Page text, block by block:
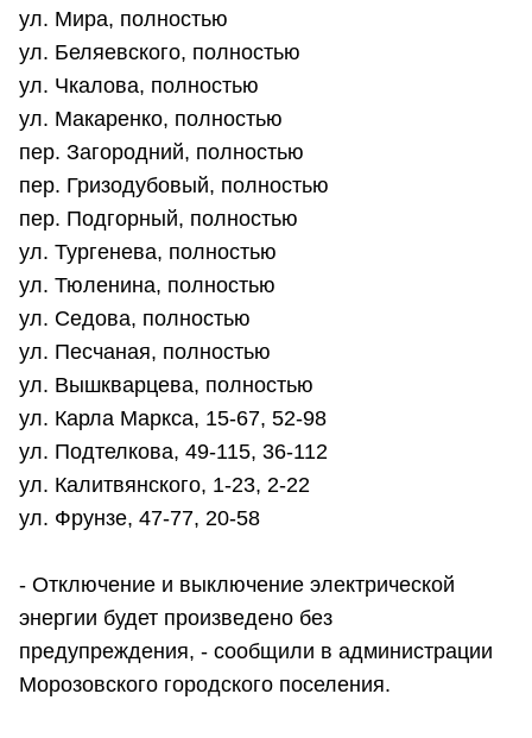
ул. Мира, полностью
ул. Беляевского, полностью
ул. Чкалова, полностью
ул. Макаренко, полностью
пер. Загородний, полностью
пер. Гризодубовый, полностью
пер. Подгорный, полностью
ул. Тургенева, полностью
ул. Тюленина, полностью
ул. Седова, полностью
ул. Песчаная, полностью
ул. Вышкварцева, полностью
ул. Карла Маркса, 15-67, 52-98
ул. Подтелкова, 49-115, 36-112
ул. Калитвянского, 1-23, 2-22
ул. Фрунзе, 47-77, 20-58
- Отключение и выключение электрической
энергии будет произведено без
предупреждения, - сообщили в администрации
Морозовского городского поселения.